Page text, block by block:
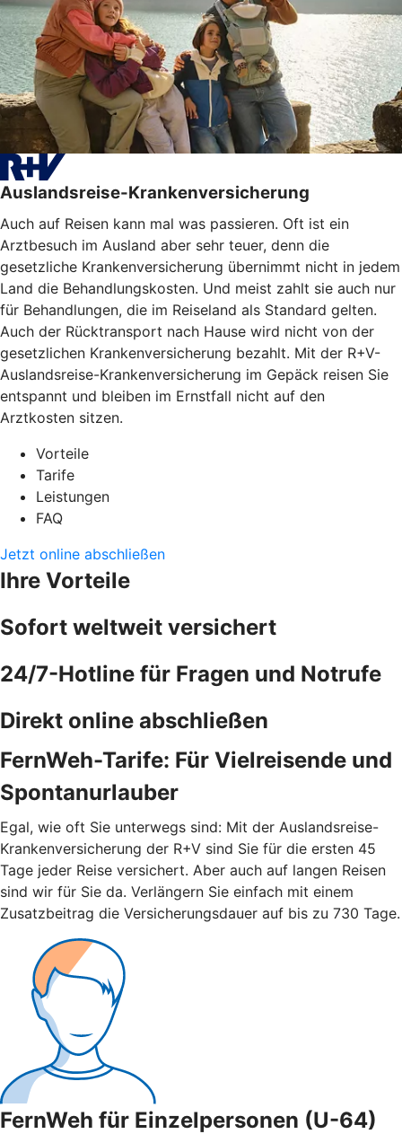
Auslandsreise-Krankenversicherung
Auch auf Reisen kann mal was passieren. Oft ist ein
Arztbesuch im Ausland aber sehr teuer, denn die
gesetzliche Krankenversicherung übernimmt nicht in jedem
Land die Behandlungskosten. Und meist zahlt sie auch nur
für Behandlungen, die im Reiseland als Standard gelten.
Auch der Rücktransport nach Hause wird nicht von der
gesetzlichen Krankenversicherung bezahlt. Mit der R+V-
Auslandsreise-Krankenversicherung im Gepäck reisen Sie
entspannt und bleiben im Ernstfall nicht auf den
Arztkosten sitzen.
Vorteile
Tarife
Leistungen
FAQ
Jetzt online abschließen
Ihre Vorteile
Sofort weltweit versichert
24/7-Hotline für Fragen und Notrufe
Direkt online abschließen
FernWeh-Tarife: Für Vielreisende und
Spontanurlauber
Egal, wie oft Sie unterwegs sind: Mit der Auslandsreise-
Krankenversicherung der R+V sind Sie für die ersten 45
Tage jeder Reise versichert. Aber auch auf langen Reisen
sind wir für Sie da. Verlängern Sie einfach mit einem
Zusatzbeitrag die Versicherungsdauer auf bis zu 730 Tage.
FernWeh für Einzelpersonen (U-64)